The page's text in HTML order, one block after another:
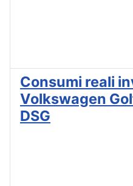
Consumi reali
Volkswagen
DSG